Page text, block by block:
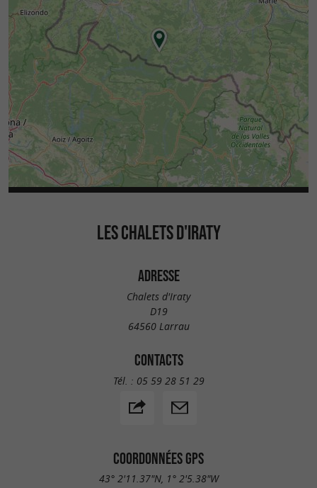
LES CHALETS D'IRATY
ADRESSE
Chalets d'Iraty
D19
64560 Larrau
CONTACTS
Tél. : 05 59 28 51 29
COORDONNÉES GPS
43° 2'11.37"N, 1° 2'5.38"W